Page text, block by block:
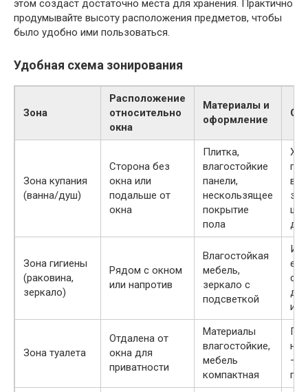
этом создаст достаточно места для хранения. Практично
продумывайте высоту расположения предметов, чтобы
было удобно ими пользоваться.
Удобная схема зонирования
Зона
Расположение
относительно
окна
Материалы и
оформление
Зона купания
(ванна/душ)
Сторона без
окна или
подальше от
окна
Плитка,
влагостойкие
панели,
нескользящее
покрытие
пола
Зона гигиены
(раковина,
зеркало)
Рядом с окном
или напротив
Влагостойкая
мебель,
зеркало с
подсветкой
Зона туалета
Отдалена от
окна для
приватности
Материалы
влагостойкие,
мебель
компактная
При
–